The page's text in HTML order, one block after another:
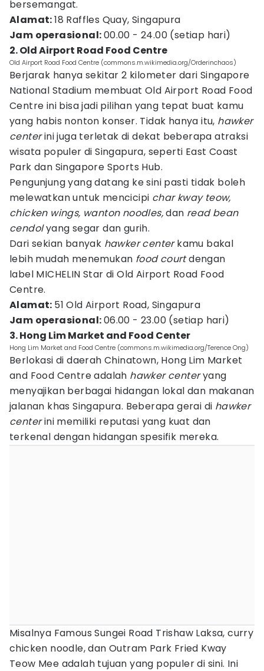
bersemangat.
Alamat:18 Raffles Quay, Singapura
Jam operasional:00.00 - 24.00 (setiap hari)
2. Old Airport Road Food Centre
Old Airport Road Food Centre (commons.m.wikimedia.org/Orderinchaos)
Berjarak hanya sekitar 2 kilometer dari Singapore
National Stadium membuat Old Airport Road Food
Centre ini bisa jadi pilihan yang tepat buat kamu
yang habis nonton konser. Tidak hanya itu, hawker
centerini juga terletak di dekat beberapa atraksi
wisata populer di Singapura, seperti East Coast
Park dan Singapore Sports Hub.
Pengunjung yang datang ke sini pasti tidak boleh
melewatkan untuk mencicipi char kway teow,
chicken wings, wanton noodles,dan read bean
cendolyang segar dan gurih.
Dari sekian banyak hawker centerkamu bakal
lebih mudah menemukan food courtdengan
label MICHELIN Star di Old Airport Road Food
Centre.
Alamat: 51 Old Airport Road, Singapura
Jam operasional:06.00 - 23.00 (setiap hari)
3. Hong Lim Market and Food Center
Hong Lim Market and Food Centre (commons.m.wikimedia.org/Terence Ong)
Berlokasi di daerah Chinatown, Hong Lim Market
and Food Centre adalah hawker centeryang
menyajikan berbagai hidangan lokal dan makanan
jalanan khas Singapura. Beberapa gerai di hawker
centerini memiliki reputasi yang kuat dan
terkenal dengan hidangan spesifik mereka.
Misalnya Famous Sungei Road Trishaw Laksa, curry
chicken noodle, dan Outram Park Fried Kway
Teow Mee adalah tujuan yang populer di sini. Ini